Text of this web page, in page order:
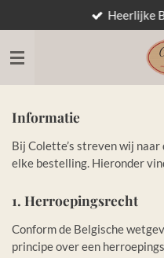
direct
naar
de
hoofdinhoud
Heerlijke
Informatie
Bij Colette’s streven wij
elke bestelling. Hieronder
1. Herroepingsrecht
Conform de Belgische
principe over een